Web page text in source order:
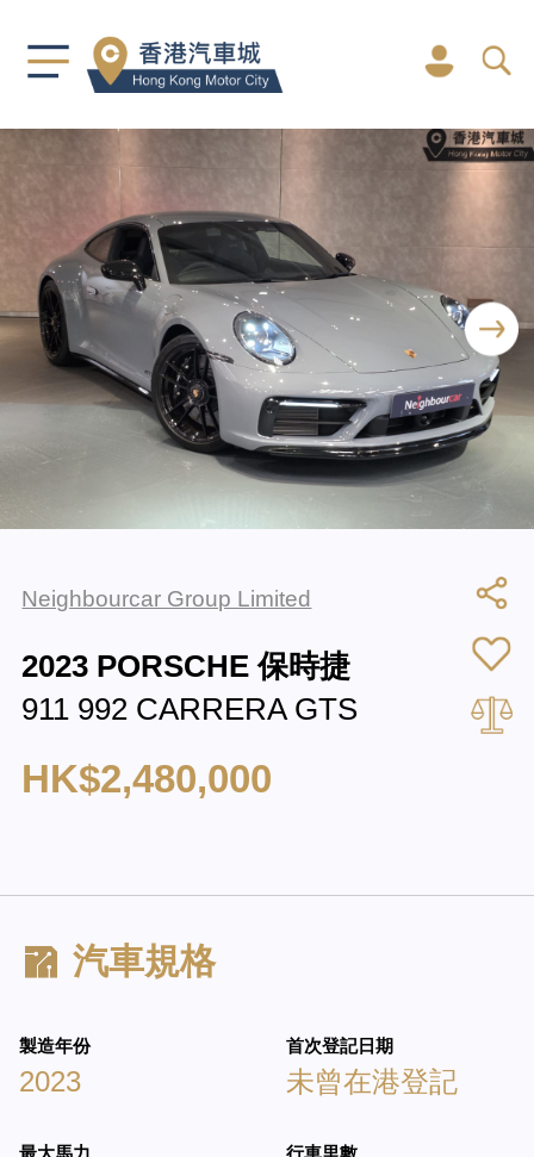
Neighbourcar Group Limited
2023 PORSCHE 保時捷
911 992 CARRERA GTS
HK$2,480,000
汽車規格
製造年份
2023
首次登記日期
未曾在港登記